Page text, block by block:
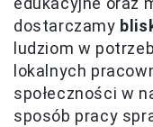
dostarczamy
ludziom w
lokalnych
społeczności w
sposób pracy